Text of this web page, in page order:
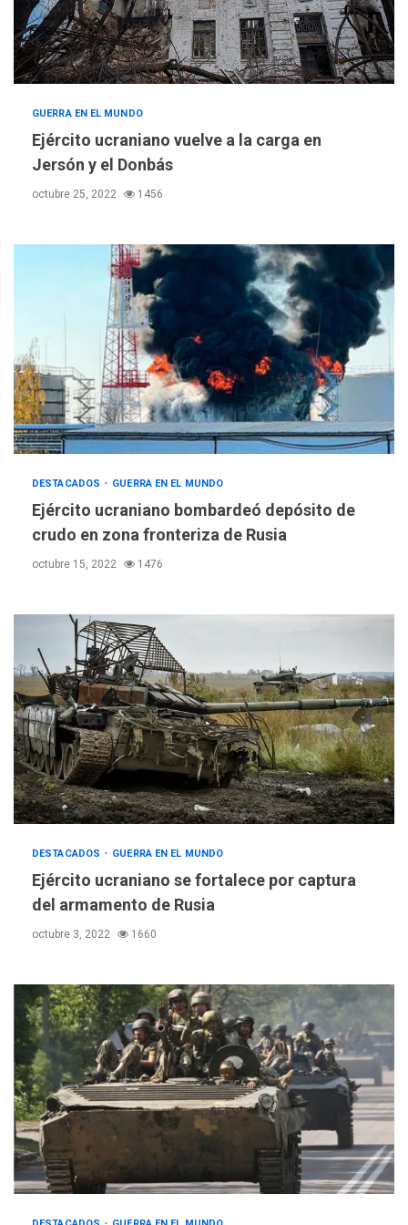
GUERRA EN EL MUNDO
Ejército ucraniano vuelve a la carga en
Jersón y el Donbás
octubre 25, 2022 1456
DESTACADOS GUERRA EN EL MUNDO
Ejército ucraniano bombardeó depósito de
crudo en zona fronteriza de Rusia
octubre 15, 2022 1476
DESTACADOS GUERRA EN EL MUNDO
Ejército ucraniano se fortalece por captura
del armamento de Rusia
octubre 3, 2022 1660